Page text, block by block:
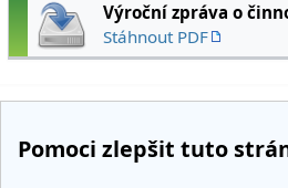
Výroční zpráva o
Stáhnout PDF
Pomoci zlepšit tuto